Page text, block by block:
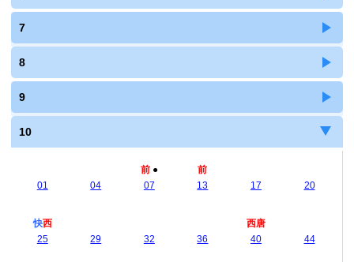
7
8
9
10
01 04
前 ●
07
前
13
17 20
快西
25
29 32 36
西唐
40
44